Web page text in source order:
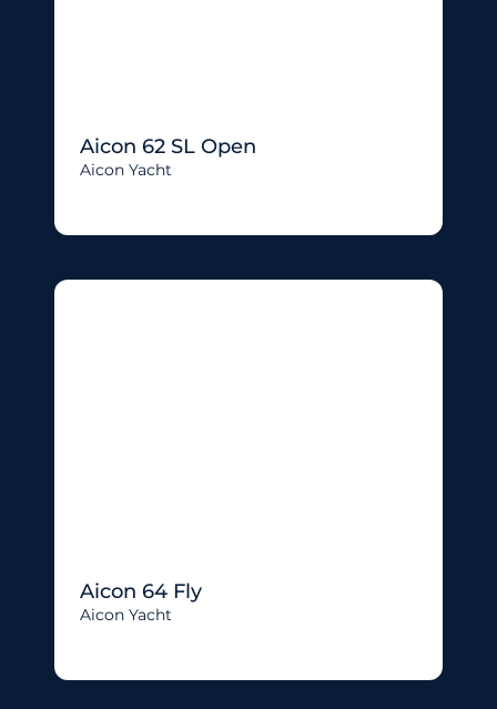
Aicon 62 SL Open
Aicon Yacht
Aicon 64 Fly
Aicon Yacht